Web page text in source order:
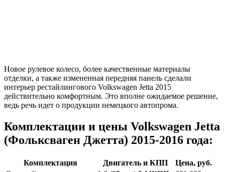
Новое рулевое колесо, более качественные материалы
отделки, а также измененная передняя панель сделали
интерьер рестайлингового Volkswagen Jetta 2015
действительно комфортным. Это вполне ожидаемое решение,
ведь речь идет о продукции немецкого автопрома.
Комплектации и цены Volkswagen Jetta
(Фольксваген Джетта) 2015-2016 года:
Комплектация Двигатель и КПП
Цена, руб.